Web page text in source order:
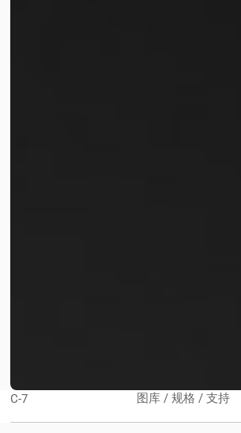
C-7 图库 / 规格 / 支持